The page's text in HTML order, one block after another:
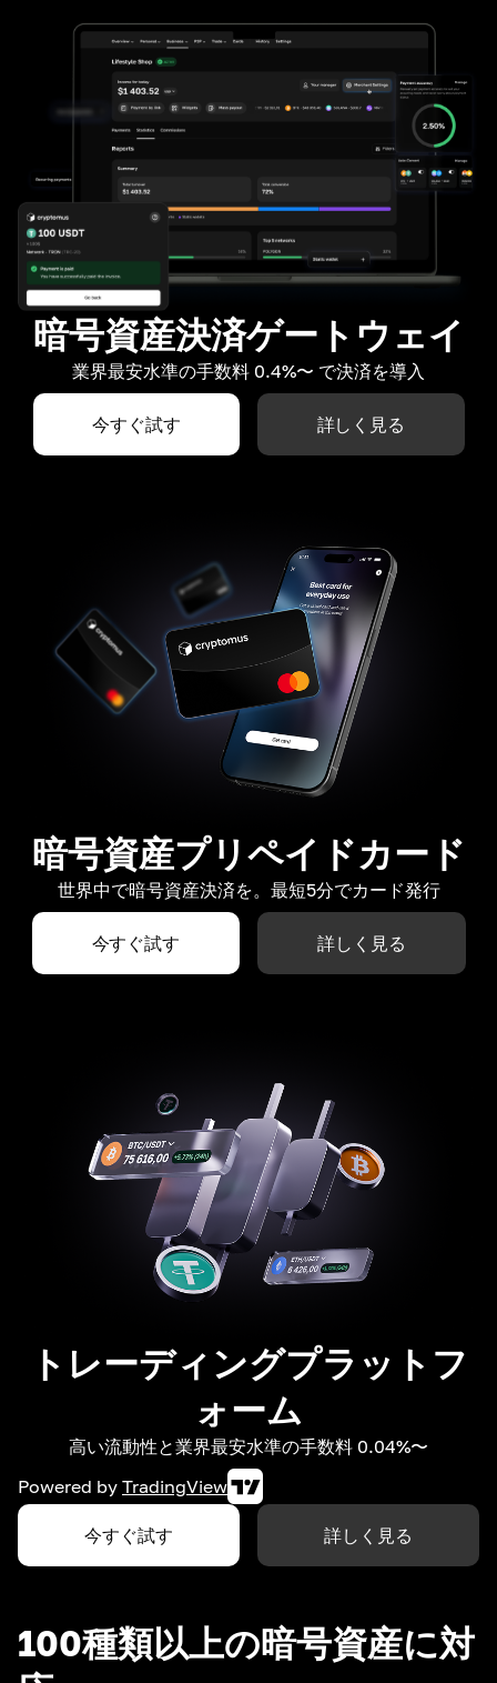
暗号資産決済ゲートウェイ
業界最安水準の手数料 0.4%〜 で決済を導入
今すぐ試す 詳しく見る
暗号資産プリペイドカード
世界中で暗号資産決済を。最短5分でカード発行
今すぐ試す 詳しく見る
トレーディングプラットフ
ォーム
高い流動性と業界最安水準の手数料 0.04%〜
Powered by TradingView
今すぐ試す 詳しく見る
100種類以上の暗号資産に対